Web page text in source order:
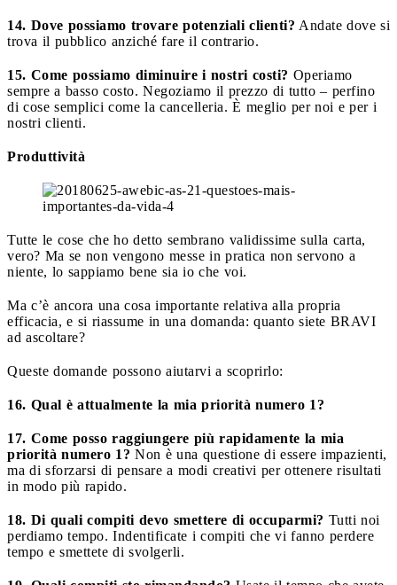
14. Dove possiamo trovare potenziali clienti? Andate dove si
trova il pubblico anziché fare il contrario.
15. Come possiamo diminuire i nostri costi? Operiamo
sempre a basso costo. Negoziamo il prezzo di tutto – perfino
di cose semplici come la cancelleria. È meglio per noi e per i
nostri clienti.
Produttività
Tutte le cose che ho detto sembrano validissime sulla carta,
vero? Ma se non vengono messe in pratica non servono a
niente, lo sappiamo bene sia io che voi.
Ma c’è ancora una cosa importante relativa alla propria
efficacia, e si riassume in una domanda: quanto siete BRAVI
ad ascoltare?
Queste domande possono aiutarvi a scoprirlo:
16. Qual è attualmente la mia priorità numero 1?
17. Come posso raggiungere più rapidamente la mia
priorità numero 1? Non è una questione di essere impazienti,
ma di sforzarsi di pensare a modi creativi per ottenere risultati
in modo più rapido.
18. Di quali compiti devo smettere di occuparmi? Tutti noi
perdiamo tempo. Indentificate i compiti che vi fanno perdere
tempo e smettete di svolgerli.